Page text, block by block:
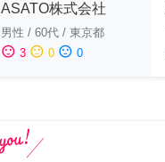
ASATO株式会社
男性 / 60代 / 東京都
sentiment_satisfied 3 sentiment_neutral 0 sentiment_dissatisfied 0